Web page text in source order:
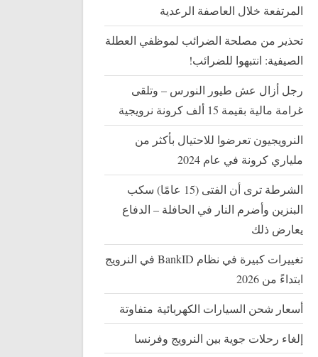
المرتفعة خلال العاصفة الرعدية
تحذير من مصلحة الضرائب لموظفي العطلة
الصيفية: انتبهوا للضرائب!
رجل أزال عش طيور النورس – وتلقى
غرامة مالية بقيمة 15 ألف كرونة نرويجية
النرويجيون تعرضوا للاحتيال بأكثر من
ملياري كرونة في عام 2024
الشرطة ترى أن الفتى (15 عامًا) سكب
البنزين وأضرم النار في الحافلة – الدفاع
يعارض ذلك
تغييرات كبيرة في نظام BankID في النرويج
ابتداءً من 2026
أسعار شحن السيارات الكهربائية متفاوتة
إلغاء رحلات جوية بين النرويج وفرنسا